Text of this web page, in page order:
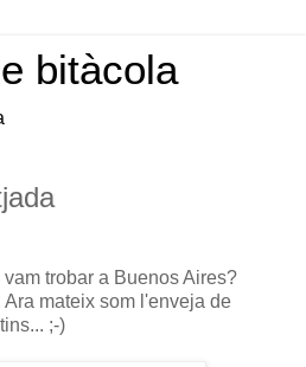
bitàcola
trobar a Buenos Aires?
mateix som l'enveja de
;-)